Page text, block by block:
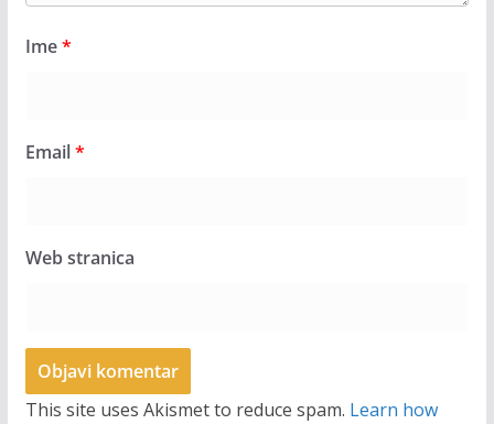
Ime*
Email*
Web stranica
This site uses Akismet to reduce spam. Learn how